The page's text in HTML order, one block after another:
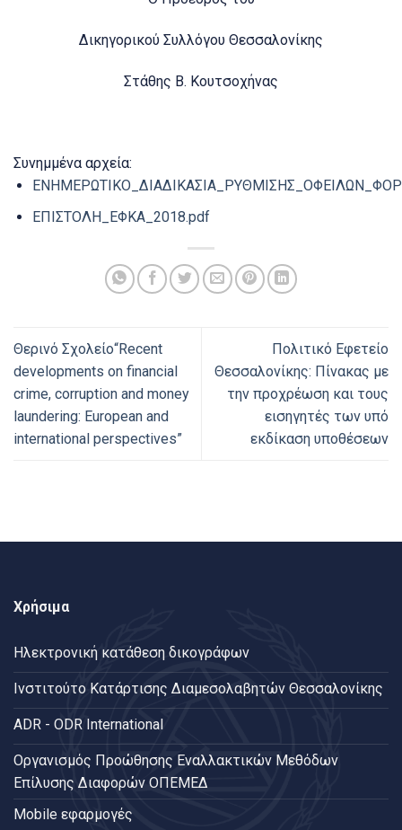
Δικηγορικού Συλλόγου Θεσσαλονίκης
Στάθης Β. Κουτσοχήνας
Συνημμένα αρχεία:
ΕΠΙΣΤΟΛΗ_ΕΦΚΑ_2018.pdf
Θερινό Σχολείο“Recent
developments on financial
crime, corruption and money
laundering: European and
international perspectives”
Πολιτικό Εφετείο
Θεσσαλονίκης: Πίνακας με
την προχρέωση και τους
εισηγητές των υπό
εκδίκαση υποθέσεων
Χρήσιμα
Ηλεκτρονική κατάθεση δικογράφων
Ινστιτούτο Κατάρτισης Διαμεσολαβητών Θεσσαλονίκης
ADR - ODR International
Oργανισμός Προώθησης Εναλλακτικών Μεθόδων
Επίλυσης Διαφορών ΟΠΕΜΕΔ
Mobile εφαρμογές